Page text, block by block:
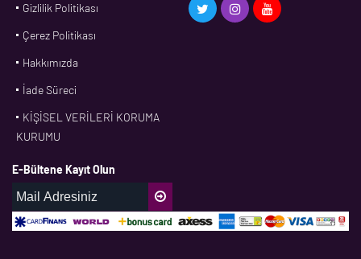
CDF
DPH
Gizlilik Politikası
Çerez Politikası
Hakkımızda
İade Süreci
KİŞİSEL VERİLERİ KORUMA
KURUMU
E-Bültene Kayıt Olun